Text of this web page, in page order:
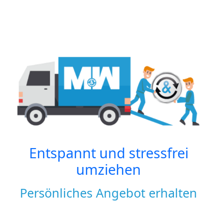
Entspannt und stressfrei
umziehen
Persönliches Angebot erhalten